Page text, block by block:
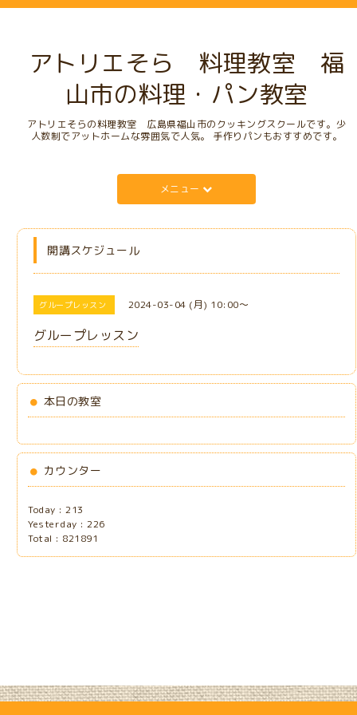
アトリエそら 料理教室 福
山市の料理・パン教室
アトリエそらの料理教室 広島県福山市のクッキングスクールです。少
人数制でアットホームな雰囲気で人気。 手作りパンもおすすめです。
メニュー
開講スケジュール
グループレッスン 2024-03-04 (月) 10:00～
グループレッスン
本日の教室
カウンター
Today :213
Yesterday :226
Total : 821891